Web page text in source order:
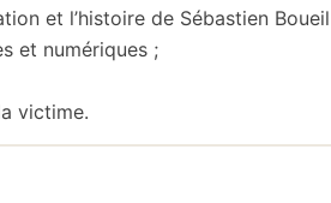
et l’histoire de Sébastien
et numériques ;
victime.